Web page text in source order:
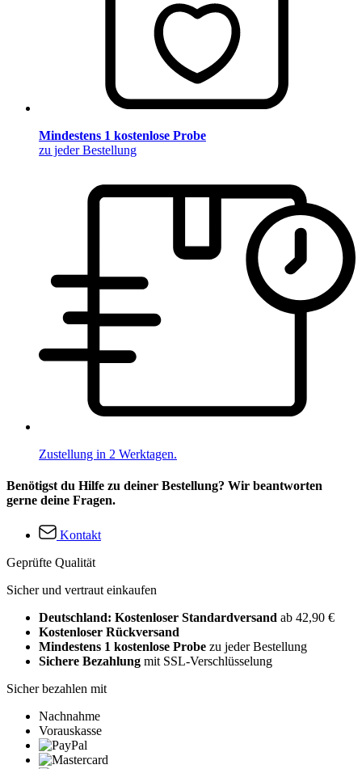
Mindestens 1 kostenlose Probe
zu jeder Bestellung
Zustellung in 2 Werktagen.
Benötigst du Hilfe zu deiner Bestellung? Wir beantworten
gerne deine Fragen.
Kontakt
Geprüfte Qualität
Sicher und vertraut einkaufen
Deutschland: Kostenloser Standardversand ab 42,90 €
Kostenloser Rückversand
Mindestens 1 kostenlose Probe zu jeder Bestellung
Sichere Bezahlung mit SSL-Verschlüsselung
Sicher bezahlen mit
Nachnahme
Vorauskasse